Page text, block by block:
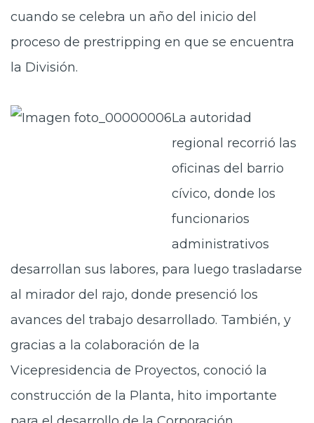
cuando se celebra un año del inicio del
proceso de prestripping en que se encuentra
la División.
La autoridad
regional recorrió las
oficinas del barrio
cívico, donde los
funcionarios
administrativos
desarrollan sus labores, para luego trasladarse
al mirador del rajo, donde presenció los
avances del trabajo desarrollado. También, y
gracias a la colaboración de la
Vicepresidencia de Proyectos, conoció la
construcción de la Planta, hito importante